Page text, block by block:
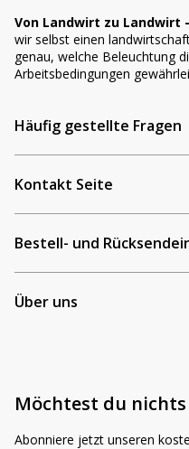
Von Landwirt zu Landwirt
wir selbst einen
genau, welche Beleuchtung
Arbeitsbedingungen
Häufig gestellte Fragen
Kontakt Seite
Bestell- und
Über uns
Möchtest du nichts
Abonniere jetzt unseren